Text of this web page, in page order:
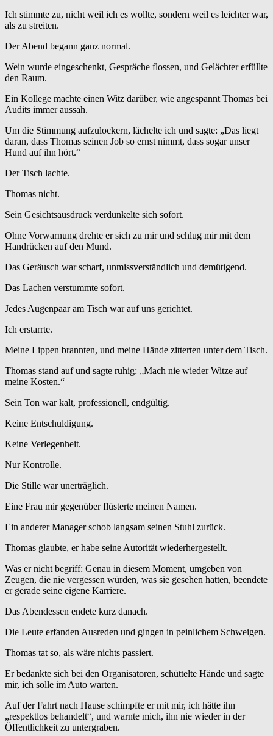
Ich stimmte zu, nicht weil ich es wollte, sondern weil es leichter war,
als zu streiten.
Der Abend begann ganz normal.
Wein wurde eingeschenkt, Gespräche flossen, und Gelächter erfüllte
den Raum.
Ein Kollege machte einen Witz darüber, wie angespannt Thomas bei
Audits immer aussah.
Um die Stimmung aufzulockern, lächelte ich und sagte: „Das liegt
daran, dass Thomas seinen Job so ernst nimmt, dass sogar unser
Hund auf ihn hört.“
Der Tisch lachte.
Thomas nicht.
Sein Gesichtsausdruck verdunkelte sich sofort.
Ohne Vorwarnung drehte er sich zu mir und schlug mir mit dem
Handrücken auf den Mund.
Das Geräusch war scharf, unmissverständlich und demütigend.
Das Lachen verstummte sofort.
Jedes Augenpaar am Tisch war auf uns gerichtet.
Ich erstarrte.
Meine Lippen brannten, und meine Hände zitterten unter dem Tisch.
Thomas stand auf und sagte ruhig: „Mach nie wieder Witze auf
meine Kosten.“
Sein Ton war kalt, professionell, endgültig.
Keine Entschuldigung.
Keine Verlegenheit.
Nur Kontrolle.
Die Stille war unerträglich.
Eine Frau mir gegenüber flüsterte meinen Namen.
Ein anderer Manager schob langsam seinen Stuhl zurück.
Thomas glaubte, er habe seine Autorität wiederhergestellt.
Was er nicht begriff: Genau in diesem Moment, umgeben von
Zeugen, die nie vergessen würden, was sie gesehen hatten, beendete
er gerade seine eigene Karriere.
Das Abendessen endete kurz danach.
Die Leute erfanden Ausreden und gingen in peinlichem Schweigen.
Thomas tat so, als wäre nichts passiert.
Er bedankte sich bei den Organisatoren, schüttelte Hände und sagte
mir, ich solle im Auto warten.
Auf der Fahrt nach Hause schimpfte er mit mir, ich hätte ihn
„respektlos behandelt“, und warnte mich, ihn nie wieder in der
Öffentlichkeit zu untergraben.